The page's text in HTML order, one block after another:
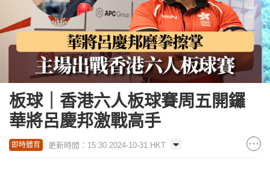
板球｜香港六人板球賽周五開鑼
華將呂慶邦激戰高手
即時體育 更新時間：15:30 2024-10-31 HKT